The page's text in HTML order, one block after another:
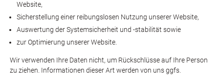
Website,
Sicherstellung einer reibungslosen Nutzung unserer Website,
Auswertung der Systemsicherheit und -stabilität sowie
zur Optimierung unserer Website.
Wir verwenden Ihre Daten nicht, um Rückschlüsse auf Ihre Person
zu ziehen. Informationen dieser Art werden von uns ggfs.